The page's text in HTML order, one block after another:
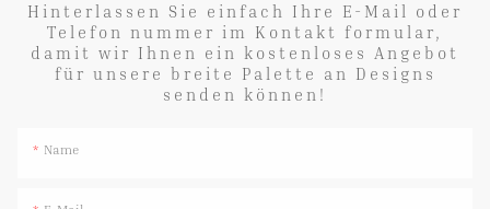
Hinterlassen Sie einfach Ihre E-Mail oder
Telefon nummer im Kontakt formular,
damit wir Ihnen ein kostenloses Angebot
für unsere breite Palette an Designs
senden können!
Name